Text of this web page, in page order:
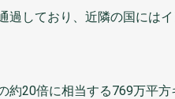
過 しており、 近隣の国には
約20倍に相当する769万平方